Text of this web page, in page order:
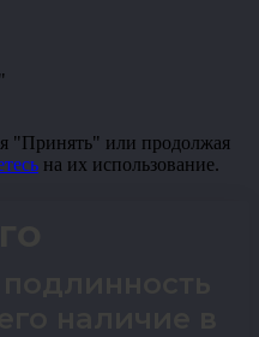
"Принять" или продолжая
на их использование.